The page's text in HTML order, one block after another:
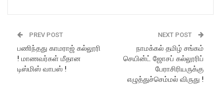
PREV POST
பணிந்தது காமராஜ் கல்லூரி
! மாணவர்கள் மீதான
டிஸ்மிஸ் வாபஸ் !
NEXT POST
நாமக்கல் தமிழ் சங்கம்
செயின்ட் ஜோசப் கல்லூரிப்
பேராசிரியருக்கு
எழுத்துச்செம்மல் விருது !